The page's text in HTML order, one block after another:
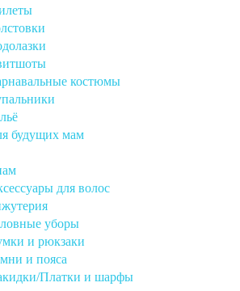
костюмы
будущих мам
для волос
уборы
и рюкзаки
и пояса
Платки и шарфы